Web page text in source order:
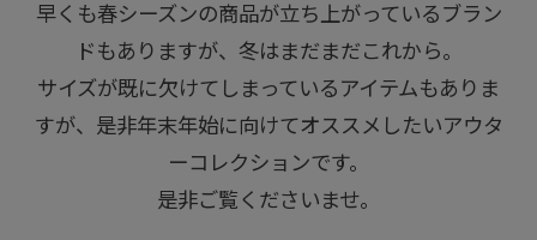
早くも春シーズンの商品が立ち上がっているブラン
ドもありますが、冬はまだまだこれから。
サイズが既に欠けてしまっているアイテムもありま
すが、是非年末年始に向けてオススメしたいアウタ
ーコレクションです。
是非ご覧くださいませ。